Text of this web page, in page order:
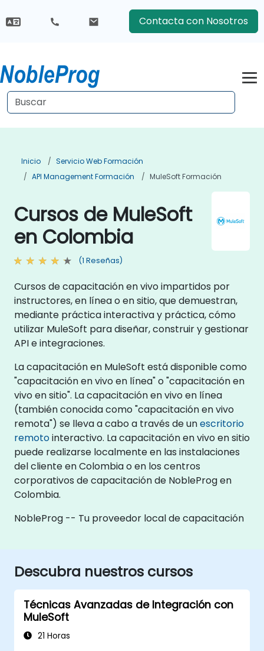
Contacta con Nosotros
Inicio
Servicio Web Formación
API Management Formación
MuleSoft Formación
Cursos de MuleSoft
en Colombia
(1 Reseñas)
Cursos de capacitación en vivo impartidos por
instructores, en línea o en sitio, que demuestran,
mediante práctica interactiva y práctica, cómo
utilizar MuleSoft para diseñar, construir y gestionar
API e integraciones.
La capacitación en MuleSoft está disponible como
"capacitación en vivo en línea" o "capacitación en
vivo en sitio". La capacitación en vivo en línea
(también conocida como "capacitación en vivo
remota") se lleva a cabo a través de unescritorio
remotointeractivo. La capacitación en vivo en sitio
puede realizarse localmente en las instalaciones
del cliente en Colombia o en los centros
corporativos de capacitación de NobleProg en
Colombia.
NobleProg -- Tu proveedor local de capacitación
Descubra nuestros cursos
Técnicas Avanzadas de Integración con
MuleSoft
21 Horas